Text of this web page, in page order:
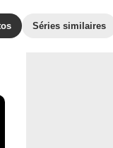
Séries similaires